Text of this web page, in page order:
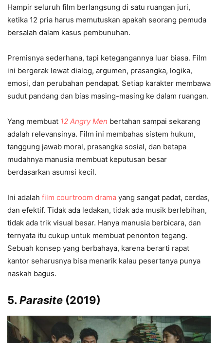
Hampir seluruh film berlangsung di satu ruangan juri,
ketika 12 pria harus memutuskan apakah seorang pemuda
bersalah dalam kasus pembunuhan.
Premisnya sederhana, tapi ketegangannya luar biasa. Film
ini bergerak lewat dialog, argumen, prasangka, logika,
emosi, dan perubahan pendapat. Setiap karakter membawa
sudut pandang dan bias masing-masing ke dalam ruangan.
Yang membuat 12 Angry Men bertahan sampai sekarang
adalah relevansinya. Film ini membahas sistem hukum,
tanggung jawab moral, prasangka sosial, dan betapa
mudahnya manusia membuat keputusan besar
berdasarkan asumsi kecil.
Ini adalah film courtroom drama yang sangat padat, cerdas,
dan efektif. Tidak ada ledakan, tidak ada musik berlebihan,
tidak ada trik visual besar. Hanya manusia berbicara, dan
ternyata itu cukup untuk membuat penonton tegang.
Sebuah konsep yang berbahaya, karena berarti rapat
kantor seharusnya bisa menarik kalau pesertanya punya
naskah bagus.
5. Parasite (2019)